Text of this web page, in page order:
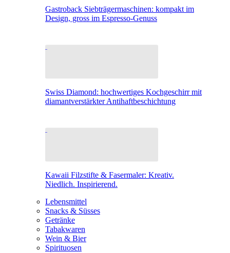
Gastroback Siebträgermaschinen: kompakt im
Design, gross im Espresso-Genuss
Swiss Diamond: hochwertiges Kochgeschirr mit
diamantverstärkter Antihaftbeschichtung
Kawaii Filzstifte & Fasermaler: Kreativ.
Niedlich. Inspirierend.
Lebensmittel
Snacks & Süsses
Getränke
Tabakwaren
Wein & Bier
Spirituosen